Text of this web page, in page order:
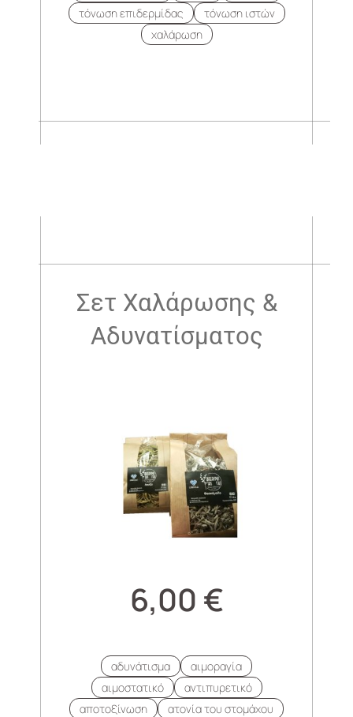
τόνωση επιδερμίδας
τόνωση ιστών
χαλάρωση
.
Σετ Χαλάρωσης &
Αδυνατίσματος
6,00 €
αδυνάτισμα
αιμοραγία
αιμοστατικό
αντιπυρετικό
αποτοξίνωση
ατονία του στομάχου